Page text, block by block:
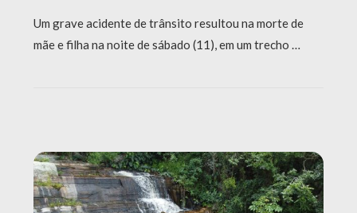
Um grave acidente de trânsito resultou na morte de
mãe e filha na noite de sábado (11), em um trecho …